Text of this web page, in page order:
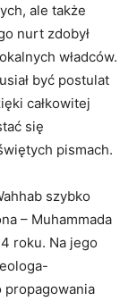
ale także
nurt zdobył
władców.
być postulat
całkowitej
się
pismach.
szybko
– Muhammada
roku. Na jego
propagowania